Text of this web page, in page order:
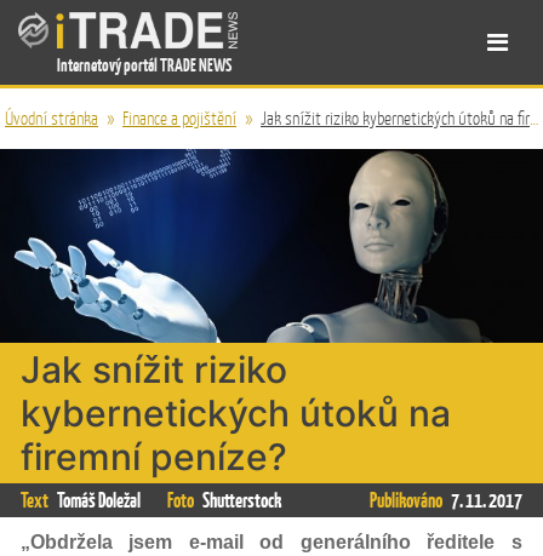
Internetový portál TRADE NEWS
Úvodní stránka » Finance a pojištění » Jak snížit riziko kybernetických útoků na firemní peníze?
Jak snížit riziko
kybernetických útoků na
firemní peníze?
Text Tomáš Doležal Foto Shutterstock Publikováno 7. 11. 2017
„Obdržela jsem e-mail od generálního ředitele s